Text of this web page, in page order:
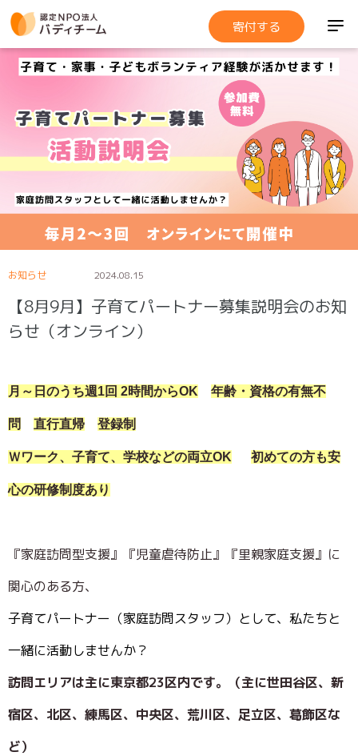
寄付する
お知らせ 2024.08.15
【8月9月】子育てパートナー募集説明会のお知
らせ（オンライン）
月～日のうち週1回 2時間からOK 年齢・資格の有無不
問 直行直帰 登録制
Ｗワーク、子育て、学校などの両立OK 初めての方も安
心の研修制度あり
『家庭訪問型支援』『児童虐待防止』『里親家庭支援』に
関心のある方、
子育てパートナー（家庭訪問スタッフ）として、私たちと
一緒に活動しませんか？
訪問エリアは主に東京都23区内です。（主に世田谷区、新
宿区、北区、練馬区、中央区、荒川区、足立区、葛飾区な
ど）